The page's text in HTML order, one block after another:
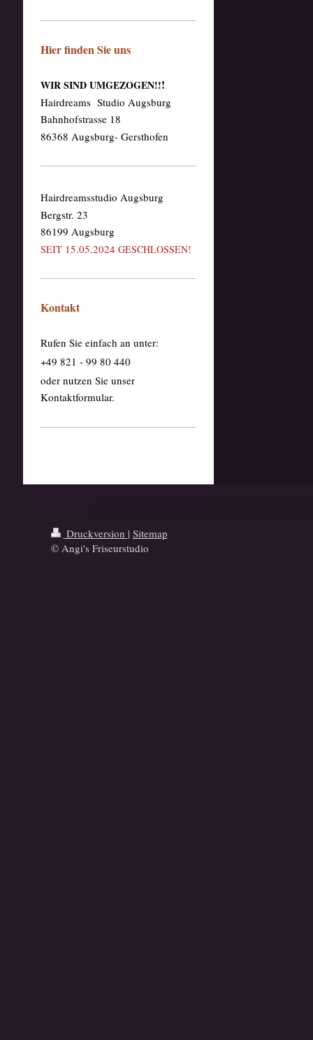
Hier finden Sie uns
WIR SIND UMGEZOGEN!!!
Hairdreams Studio Augsburg
Bahnhofstrasse 18
86368 Augsburg- Gersthofen
Hairdreamsstudio Augsburg
Bergstr. 23
86199 Augsburg
SEIT15.05.2024 GESCHLOSSEN!
Kontakt
Rufen Sie einfach an unter:
+49 821 - 99 80 440
oder nutzen Sie unser
Kontaktformular.
Druckversion | Sitemap
© Angi's Friseurstudio